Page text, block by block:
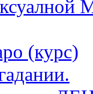
(курс)